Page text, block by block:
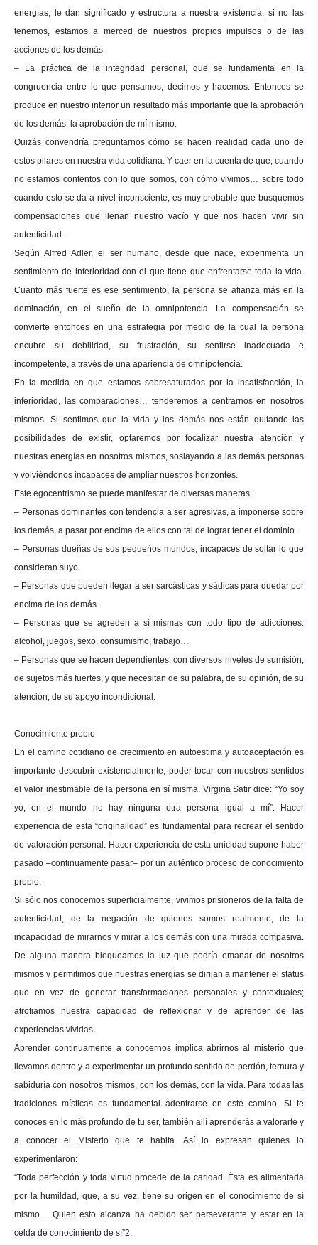
energías, le dan significado y estructura a nuestra existencia; si no las
tenemos, estamos a merced de nuestros propios impulsos o de las
acciones de los demás.
– La práctica de la integridad personal, que se fundamenta en la
congruencia entre lo que pensamos, decimos y hacemos. Entonces se
produce en nuestro interior un resultado más importante que la aprobación
de los demás: la aprobación de mí mismo.
Quizás convendría preguntarnos cómo se hacen realidad cada uno de
estos pilares en nuestra vida cotidiana. Y caer en la cuenta de que, cuando
no estamos contentos con lo que somos, con cómo vivimos… sobre todo
cuando esto se da a nivel inconsciente, es muy probable que busquemos
compensaciones que llenan nuestro vacío y que nos hacen vivir sin
autenticidad.
Según Alfred Adler, el ser humano, desde que nace, experimenta un
sentimiento de inferioridad con el que tiene que enfrentarse toda la vida.
Cuanto más fuerte es ese sentimiento, la persona se afianza más en la
dominación, en el sueño de la omnipotencia. La compensación se
convierte entonces en una estrategia por medio de la cual la persona
encubre su debilidad, su frustración, su sentirse inadecuada e
incompetente, a través de una apariencia de omnipotencia.
En la medida en que estamos sobresaturados por la insatisfacción, la
inferioridad, las comparaciones… tenderemos a centrarnos en nosotros
mismos. Si sentimos que la vida y los demás nos están quitando las
posibilidades de existir, optaremos por focalizar nuestra atención y
nuestras energías en nosotros mismos, soslayando a las demás personas
y volviéndonos incapaces de ampliar nuestros horizontes.
Este egocentrismo se puede manifestar de diversas maneras:
– Personas dominantes con tendencia a ser agresivas, a imponerse sobre
los demás, a pasar por encima de ellos con tal de lograr tener el dominio.
– Personas dueñas de sus pequeños mundos, incapaces de soltar lo que
consideran suyo.
– Personas que pueden llegar a ser sarcásticas y sádicas para quedar por
encima de los demás.
– Personas que se agreden a sí mismas con todo tipo de adicciones:
alcohol, juegos, sexo, consumismo, trabajo…
– Personas que se hacen dependientes, con diversos niveles de sumisión,
de sujetos más fuertes, y que necesitan de su palabra, de su opinión, de su
atención, de su apoyo incondicional.
Conocimiento propio
En el camino cotidiano de crecimiento en autoestima y autoaceptación es
importante descubrir existencialmente, poder tocar con nuestros sentidos
el valor inestimable de la persona en sí misma. Virgina Satir dice: “Yo soy
yo, en el mundo no hay ninguna otra persona igual a mí”. Hacer
experiencia de esta “originalidad” es fundamental para recrear el sentido
de valoración personal. Hacer experiencia de esta unicidad supone haber
pasado –continuamente pasar– por un auténtico proceso de conocimiento
propio.
Si sólo nos conocemos superficialmente, vivimos prisioneros de la falta de
autenticidad, de la negación de quienes somos realmente, de la
incapacidad de mirarnos y mirar a los demás con una mirada compasiva.
De alguna manera bloqueamos la luz que podría emanar de nosotros
mismos y permitimos que nuestras energías se dirijan a mantener el status
quo en vez de generar transformaciones personales y contextuales;
atrofiamos nuestra capacidad de reflexionar y de aprender de las
experiencias vividas.
Aprender continuamente a conocernos implica abrirnos al misterio que
llevamos dentro y a experimentar un profundo sentido de perdón, ternura y
sabiduría con nosotros mismos, con los demás, con la vida. Para todas las
tradiciones místicas es fundamental adentrarse en este camino. Si te
conoces en lo más profundo de tu ser, también allí aprenderás a valorarte y
a conocer el Misterio que te habita. Así lo expresan quienes lo
experimentaron:
“Toda perfección y toda virtud procede de la caridad. Ésta es alimentada
por la humildad, que, a su vez, tiene su origen en el conocimiento de sí
mismo… Quien esto alcanza ha debido ser perseverante y estar en la
celda de conocimiento de sí”2.